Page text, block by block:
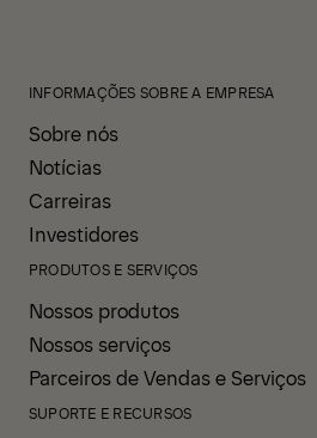
INFORMAÇÕES SOBRE A EMPRESA
Sobre nós
Notícias
Carreiras
Investidores
PRODUTOS E SERVIÇOS
Nossos produtos
Nossos serviços
Parceiros de Vendas e Serviços
SUPORTE E RECURSOS